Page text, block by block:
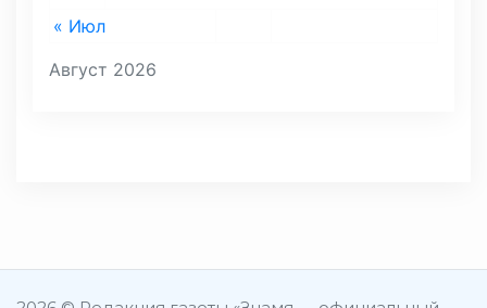
Август 2026
« Июл